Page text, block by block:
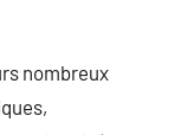
nombreux